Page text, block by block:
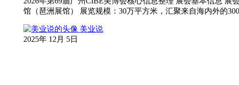
馆（琶洲展馆） 展览规模：30万平方米，汇聚来自海内外的
美业说
2025年 12月 5日